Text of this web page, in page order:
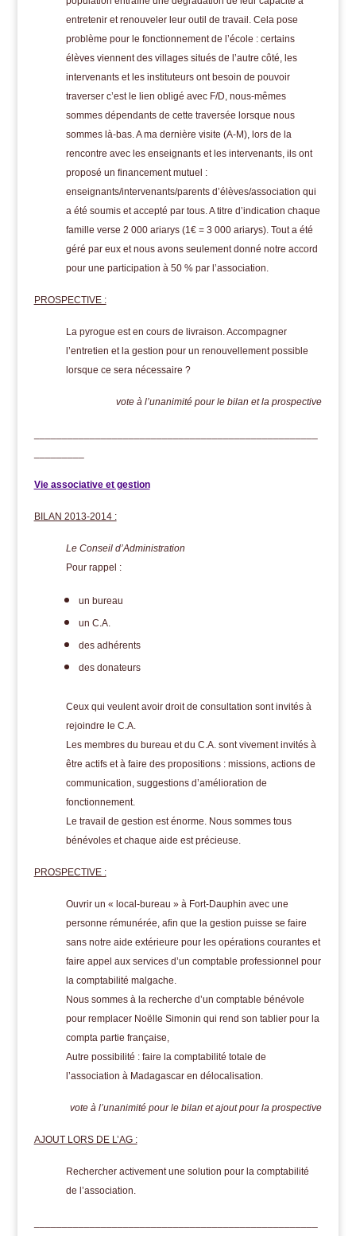
entretenir et renouveler leur outil de travail. Cela pose
problème pour le fonctionnement de l’école : certains
élèves viennent des villages situés de l’autre côté, les
intervenants et les instituteurs ont besoin de pouvoir
traverser c’est le lien obligé avec F/D, nous-mêmes
sommes dépendants de cette traversée lorsque nous
sommes là-bas. A ma dernière visite (A-M), lors de la
rencontre avec les enseignants et les intervenants, ils ont
proposé un financement mutuel :
enseignants/intervenants/parents d’élèves/association qui
a été soumis et accepté par tous. A titre d’indication chaque
famille verse 2 000 ariarys (1€ = 3 000 ariarys). Tout a été
géré par eux et nous avons seulement donné notre accord
pour une participation à 50 % par l’association.
PROSPECTIVE :
La pyrogue est en cours de livraison. Accompagner
l’entretien et la gestion pour un renouvellement possible
lorsque ce sera nécessaire ?
vote à l’unanimité pour le bilan et la prospective
Vie associative et gestion
BILAN 2013-2014 :
Le Conseil d’Administration
Pour rappel :
un bureau
un C.A.
des adhérents
des donateurs
Ceux qui veulent avoir droit de consultation sont invités à
rejoindre le C.A.
Les membres du bureau et du C.A. sont vivement invités à
être actifs et à faire des propositions : missions, actions de
communication, suggestions d’amélioration de
fonctionnement.
Le travail de gestion est énorme. Nous sommes tous
bénévoles et chaque aide est précieuse.
PROSPECTIVE :
Ouvrir un « local-bureau » à Fort-Dauphin avec une
personne rémunérée, afin que la gestion puisse se faire
sans notre aide extérieure pour les opérations courantes et
faire appel aux services d’un comptable professionnel pour
la comptabilité malgache.
Nous sommes à la recherche d’un comptable bénévole
pour remplacer Noëlle Simonin qui rend son tablier pour la
compta partie française,
Autre possibilité : faire la comptabilité totale de
l’association à Madagascar en délocalisation.
vote à l’unanimité pour le bilan et ajout pour la prospective
AJOUT LORS DE L’AG :
Rechercher activement une solution pour la comptabilité
de l’association.